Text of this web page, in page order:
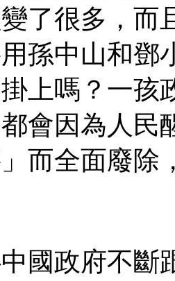
了很多，而
孫中山和鄧
上嗎？一孩
會因為人民
而全面廢除
國政府不斷